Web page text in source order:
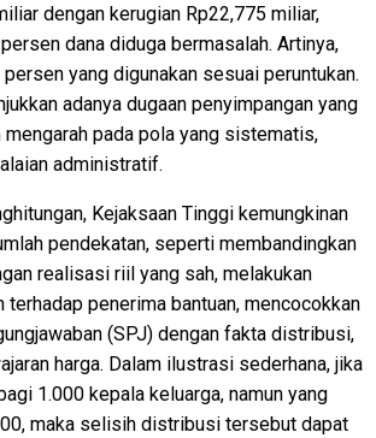
dengan kerugian Rp22,775 miliar,
dana diduga bermasalah. Artinya,
yang digunakan sesuai peruntukan.
adanya dugaan penyimpangan yang
pada pola yang sistematis,
administratif.
Kejaksaan Tinggi kemungkinan
pendekatan, seperti membandingkan
realisasi riil yang sah, melakukan
penerima bantuan, mencocokkan
(SPJ) dengan fakta distribusi,
harga. Dalam ilustrasi sederhana, jika
1.000 kepala keluarga, namun yang
maka selisih distribusi tersebut dapat